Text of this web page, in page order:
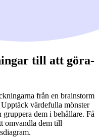
till att göra-
från en brainstorm
värdefulla mönster
dem i behållare. Få
omvandla dem till